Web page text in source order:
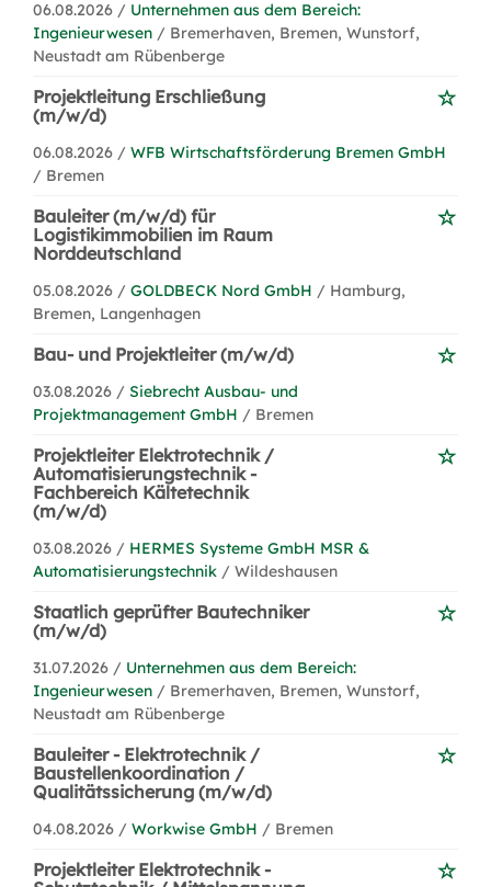
06.08.2026 / Unternehmen aus dem Bereich:
Ingenieurwesen / Bremerhaven, Bremen, Wunstorf,
Neustadt am Rübenberge
Projektleitung Erschließung
(m/w/d)
06.08.2026 / WFB Wirtschaftsförderung Bremen GmbH
/ Bremen
Bauleiter (m/w/d) für
Logistikimmobilien im Raum
Norddeutschland
05.08.2026 / GOLDBECK Nord GmbH / Hamburg,
Bremen, Langenhagen
Bau- und Projektleiter (m/w/d)
03.08.2026 / Siebrecht Ausbau- und
Projektmanagement GmbH / Bremen
Projektleiter Elektrotechnik /
Automatisierungstechnik -
Fachbereich Kältetechnik
(m/w/d)
03.08.2026 / HERMES Systeme GmbH MSR &
Automatisierungstechnik / Wildeshausen
Staatlich geprüfter Bautechniker
(m/w/d)
31.07.2026 / Unternehmen aus dem Bereich:
Ingenieurwesen / Bremerhaven, Bremen, Wunstorf,
Neustadt am Rübenberge
Bauleiter - Elektrotechnik /
Baustellenkoordination /
Qualitätssicherung (m/w/d)
04.08.2026 / Workwise GmbH / Bremen
Projektleiter Elektrotechnik -